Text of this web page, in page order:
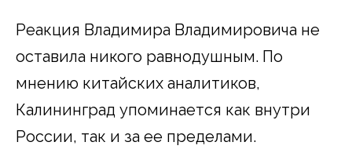
Реакция Владимира Владимировича не
оставила никого равнодушным. По
мнению китайских аналитиков,
Калининград упоминается как внутри
России, так и за ее пределами.